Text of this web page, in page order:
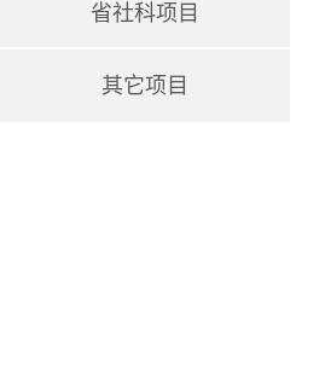
省社科项目
其它项目